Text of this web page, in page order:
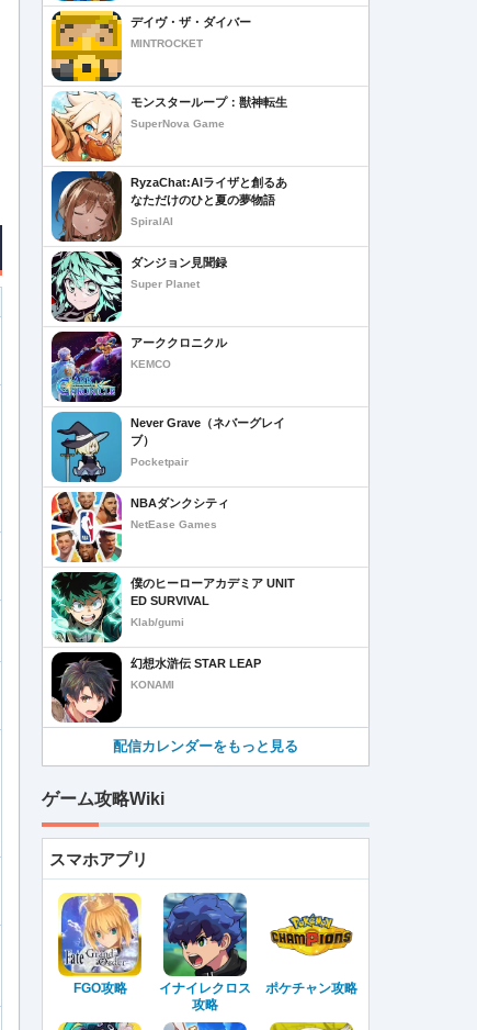
デイヴ・ザ・ダイバー
MINTROCKET
モンスターループ：獣神転生
SuperNova Game
RyzaChat:AIライザと創るあ
なただけのひと夏の夢物語
SpiralAI
ダンジョン見聞録
Super Planet
アーククロニクル
KEMCO
Never Grave（ネバーグレイ
ブ）
Pocketpair
NBAダンクシティ
NetEase Games
僕のヒーローアカデミア UNIT
ED SURVIVAL
Klab/gumi
幻想水滸伝 STAR LEAP
KONAMI
配信カレンダーをもっと見る
ゲーム攻略Wiki
スマホアプリ
FGO攻略
イナイレクロス
攻略
ポケチャン攻略